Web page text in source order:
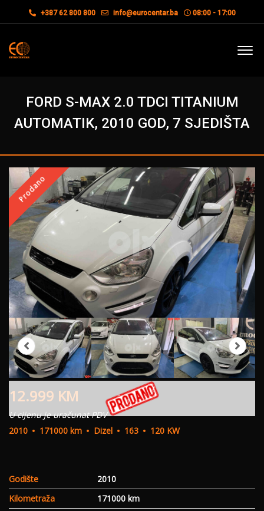
+387 62 800 800 info@eurocentar.ba 08:00 - 17:00
FORD S-MAX 2.0 TDCI TITANIUM
AUTOMATIK, 2010 GOD, 7 SJEDIŠTA
Prodano
12.999 KM
U cijenu je uračunat PDV
2010
171000 km Dizel 163 120 KW
Godište
2010
Kilometraža
171000 km